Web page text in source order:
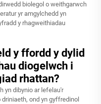
biolegol o weithgarwch
yr amgylchedd yn
y rhagweithiadau
y ffordd y dylid
diogelwch i
rhattan?
yn dibynio ar lefelau'r
ond yn gyffredinol